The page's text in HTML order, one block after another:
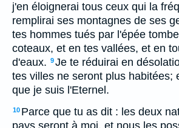
j'en éloignerai tous ceux qui la
remplirai ses montagnes de ses
tes hommes tués par l'épée
coteaux, et en tes vallées, et en
d'eaux. 9Je te réduirai en
tes villes ne seront plus habitées;
que je suis l'Eternel.
10 Parce que tu as dit : les deux
pays seront à moi, et nous les